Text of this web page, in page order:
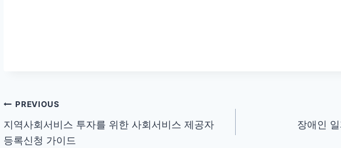
글
탐
PREVIOUS
지역사회서비스 투자를 위한 사회서비스 제공자
등록신청 가이드
장애인